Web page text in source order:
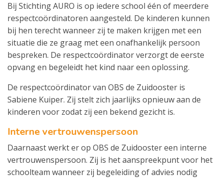
Bij Stichting AURO is op iedere school één of meerdere
respectcoördinatoren aangesteld. De kinderen kunnen
bij hen terecht wanneer zij te maken krijgen met een
situatie die ze graag met een onafhankelijk persoon
bespreken. De respectcoördinator verzorgt de eerste
opvang en begeleidt het kind naar een oplossing.
De respectcoördinator van OBS de Zuidooster is
Sabiene Kuiper. Zij stelt zich jaarlijks opnieuw aan de
kinderen voor zodat zij een bekend gezicht is.
Interne vertrouwenspersoon
Daarnaast werkt er op OBS de Zuidooster een interne
vertrouwenspersoon. Zij is het aanspreekpunt voor het
schoolteam wanneer zij begeleiding of advies nodig